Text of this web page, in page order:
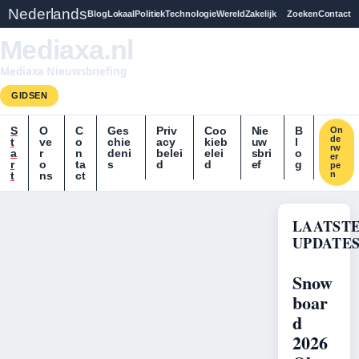
NederlandsBlogLokaalPolitiekTechnologieWereldZakelijk ZoekenContact
Mediaxa.nl
Mediaxa Nieuwsbriefing
GIDSEN
S
t
a
r
t
O
ve
r
o
ns
C
o
n
ta
ct
Ges
chie
deni
s
Priv
acy
belei
d
Coo
kieb
elei
d
Nie
uw
sbri
ef
B
l
o
g
On
de
rw
er
pe
n
Snow
boar
d
2026